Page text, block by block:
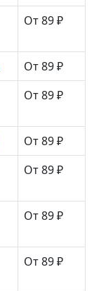
От 89 ₽
От 89 ₽
От 89 ₽
От 89 ₽
От 89 ₽
От 89 ₽
От 89 ₽